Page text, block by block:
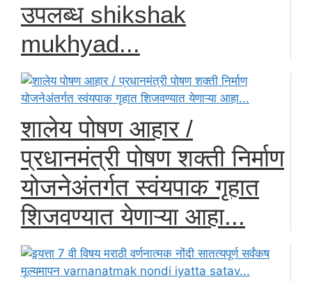
उपलब्ध shikshak
mukhyad...
शालेय पोषण आहार /
प्रधानमंत्री पोषण शक्ती निर्माण
योजनेअंतर्गत स्वंयपाक गृहात
शिजवण्यात येणाऱ्या आहा...